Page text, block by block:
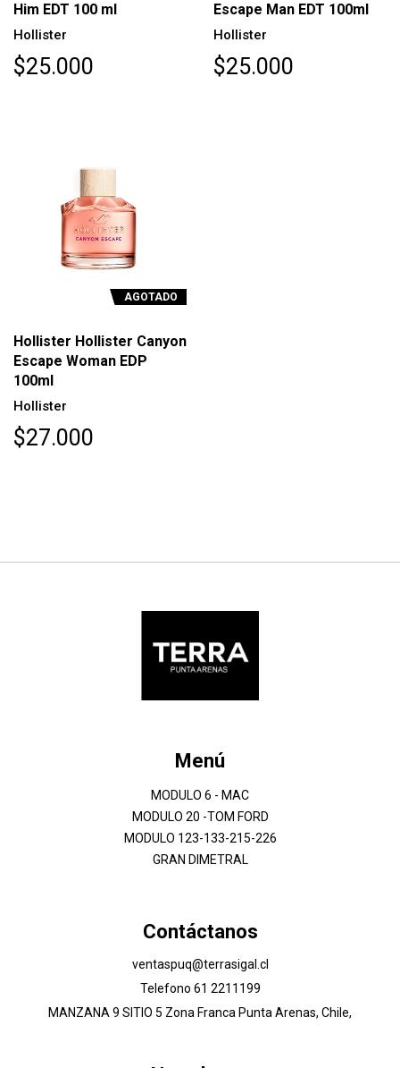
Him EDT 100 ml
Hollister
$25.000
Escape Man EDT 100ml
Hollister
$25.000
AGOTADO
Hollister Hollister Canyon
Escape Woman EDP
100ml
Hollister
$27.000
Menú
MODULO 6 - MAC
MODULO 20 -TOM FORD
MODULO 123-133-215-226
GRAN DIMETRAL
Contáctanos
ventaspuq@terrasigal.cl
Telefono 61 2211199
MANZANA 9 SITIO 5 Zona Franca Punta Arenas, Chile,